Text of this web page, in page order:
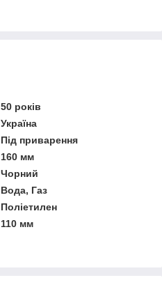
50 років
Україна
Під приварення
160 мм
Чорний
Вода, Газ
Поліетилен
110 мм